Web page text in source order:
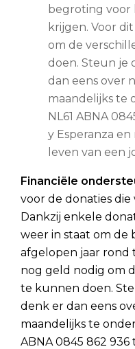
begroting voor
krijgen. Voor
om de
doen. Steun je
dan eens over
maandelijks te
NL61 ABNA
y Esperanza
leven van een
Financiële
voor de donaties
Dankzij enkele
weer in staat om de
afgelopen jaar rond
nog geld nodig om
te kunnen doen.
denk er dan eens
maandelijks te
ABNA 0845 862 936